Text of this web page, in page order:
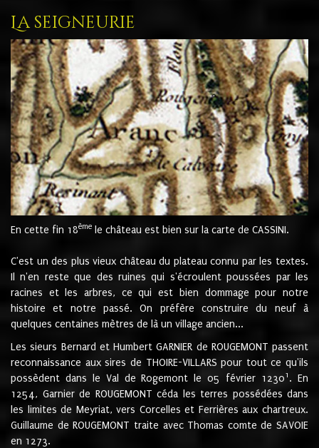
La seigneurie
En cette fin 18ème le château est bien sur la carte de CASSINI.
C'est un des plus vieux château du plateau connu par les textes.
Il n'en reste que des ruines qui s'écroulent poussées par les
racines et les arbres, ce qui est bien dommage pour notre
histoire et notre passé. On préfère construire du neuf à
quelques centaines mètres de là un village ancien...
Les sieurs Bernard et Humbert GARNIER de ROUGEMONT passent
reconnaissance aux sires de THOIRE-VILLARS pour tout ce qu'ils
possèdent dans le Val de Rogemont le 05 février 12301 . En
1254, Garnier de ROUGEMONT céda les terres possédées dans
les limites de Meyriat, vers Corcelles et Ferrières aux chartreux.
Guillaume de ROUGEMONT traite avec Thomas comte de SAVOIE
en 1273.